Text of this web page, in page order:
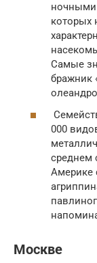
ночными
которых
Самые
бражник
000
среднем
Америке
Москве